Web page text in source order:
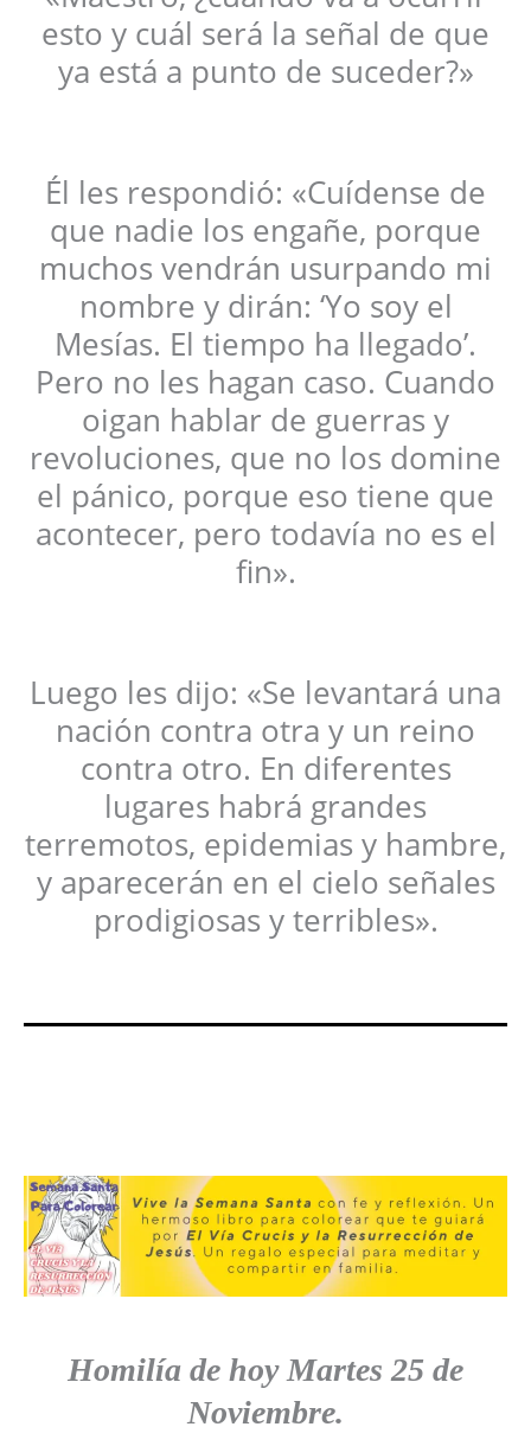
esto y cuál será la señal de que
ya está a punto de suceder?»
Él les respondió: «Cuídense de
que nadie los engañe, porque
muchos vendrán usurpando mi
nombre y dirán: ‘Yo soy el
Mesías. El tiempo ha llegado’.
Pero no les hagan caso. Cuando
oigan hablar de guerras y
revoluciones, que no los domine
el pánico, porque eso tiene que
acontecer, pero todavía no es el
fin».
Luego les dijo: «Se levantará una
nación contra otra y un reino
contra otro. En diferentes
lugares habrá grandes
terremotos, epidemias y hambre,
y aparecerán en el cielo señales
prodigiosas y terribles».
Homilía de hoy Martes 25 de
Noviembre.